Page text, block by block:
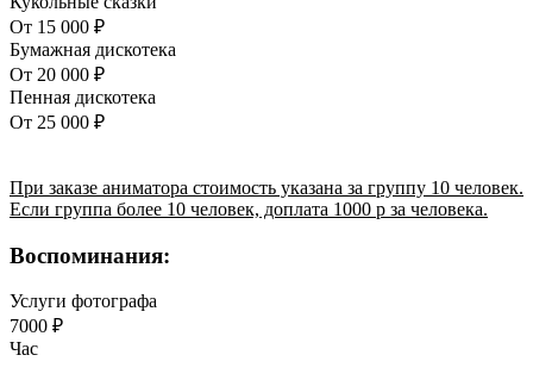
От 15 000 ₽
Бумажная дискотека
От 20 000 ₽
Пенная дискотека
От 25 000 ₽
При заказе аниматора стоимость указана за группу 10 человек.
Если группа более 10 человек, доплата 1000 р за человека.
Воспоминания:
Услуги фотографа
7000 ₽
Час